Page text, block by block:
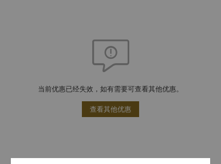
当前优惠已经失效，如有需要可查看其他优惠。
查看其他优惠